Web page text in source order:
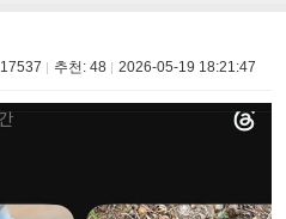
17537 추천: 48 2026-05-19 18:21:47